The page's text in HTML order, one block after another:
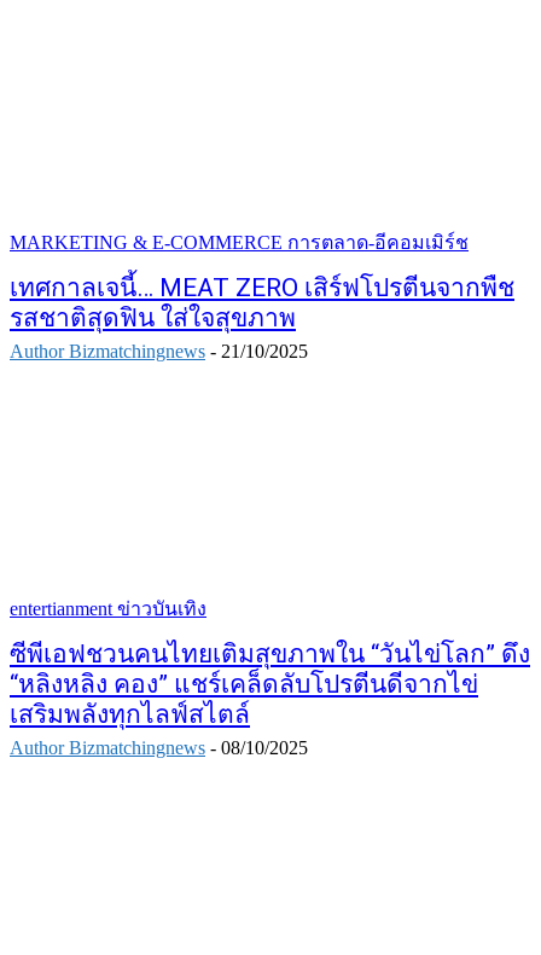
MARKETING & E-COMMERCE การตลาด-อีคอมเมิร์ช
เทศกาลเจนี้… MEAT ZERO เสิร์ฟโปรตีนจากพืช
รสชาติสุดฟิน ใส่ใจสุขภาพ
Author Bizmatchingnews - 21/10/2025
entertianment ข่าวบันเทิง
ซีพีเอฟชวนคนไทยเติมสุขภาพใน “วันไข่โลก” ดึง
“หลิงหลิง คอง” แชร์เคล็ดลับโปรตีนดีจากไข่
เสริมพลังทุกไลฟ์สไตล์
Author Bizmatchingnews - 08/10/2025